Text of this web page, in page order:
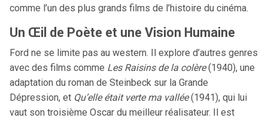
comme l’un des plus grands films de l’histoire du cinéma.
Un Œil de Poète et une Vision Humaine
Ford ne se limite pas au western. Il explore d’autres genres
avec des films comme Les Raisins de la colère(1940), une
adaptation du roman de Steinbeck sur la Grande
Dépression, et Qu’elle était verte ma vallée(1941), qui lui
vaut son troisième Oscar du meilleur réalisateur. Il est